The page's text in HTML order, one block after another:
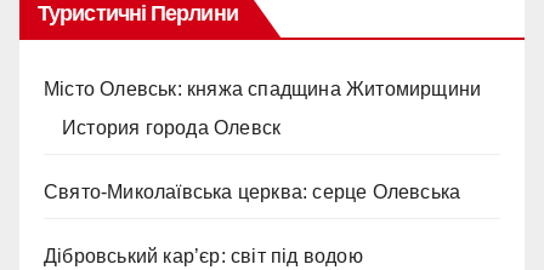
Туристичні Перлини
Місто Олевськ: княжа спадщина Житомирщини
История города Олевск
Свято-Миколаївська церква: серце Олевська
Дібровський кар’єр: світ під водою